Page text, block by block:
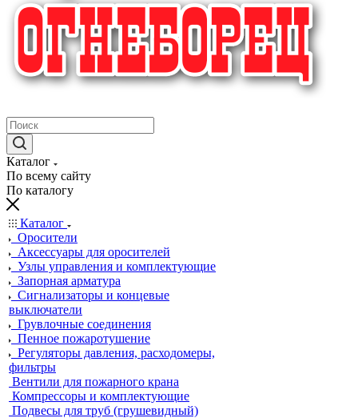
Каталог
По всему сайту
По каталогу
Каталог
Оросители
Аксессуары для оросителей
Узлы управления и комплектующие
Запорная арматура
Сигнализаторы и концевые
выключатели
Грувлочные соединения
Пенное пожаротушение
Регуляторы давления, расходомеры,
фильтры
Вентили для пожарного крана
Компрессоры и комплектующие
Подвесы для труб (грушевидный)